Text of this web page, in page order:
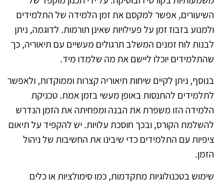
השיעורים, אפשר למקסם את זמן הלמידה של התלמידים
ולמנוע בזבוז זמן על פעילויות שאינן תורמות. לדוגמה, ניתן
לבנות לוח זמנים המשלב תרגולים מעשיים עם תיאוריה, כך
שהתלמידים יוכלו ליישם את מה שלמדו מיד.
בנוסף, ניתן לקיים שיחות תיאוריה קצרות וממוקדות, ולאפשר
לתלמידים להתנסות באופן מעשי בזמן אמת. טכניקת
הלמידה הזו משפרת את הבנה ומפחיתה את הזמן הנדרש
להשלמת הקורס, ובכך חוסכת עלויות. יש להקפיד על תיאום
ציפיות עם התלמידים כדי שיבינו את החשיבות של ניהול
הזמן.
שימוש בטכנולוגיות מתקדמות, כמו סימולציות או כלים